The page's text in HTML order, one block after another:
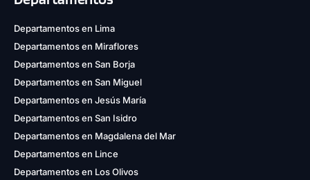
Departamentos en Lima
Departamentos en Miraflores
Departamentos en San Borja
Departamentos en San Miguel
Departamentos en Jesús María
Departamentos en San Isidro
Departamentos en Magdalena del Mar
Departamentos en Lince
Departamentos en Los Olivos